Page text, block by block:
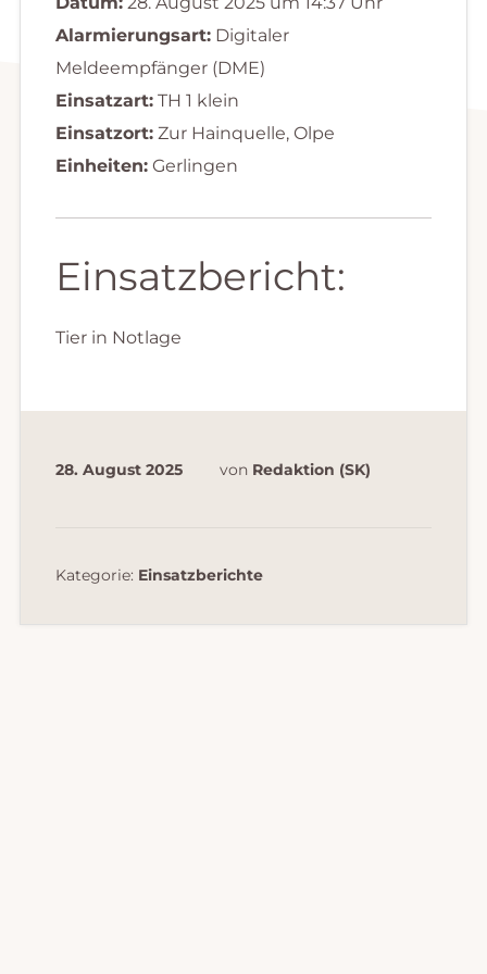
Alarmierungsart:Digitaler
Meldeempfänger (DME)
Einsatzart:TH 1 klein
Einsatzort:Zur Hainquelle, Olpe
Einheiten:Gerlingen
Einsatzbericht:
Tier in Notlage
28. August 2025 von Redaktion (SK)
Kategorie: Einsatzberichte